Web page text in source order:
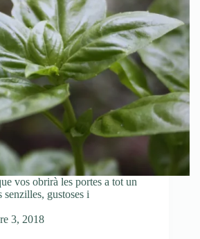
vos obrirà les portes a tot un
senzilles, gustoses i
3, 2018